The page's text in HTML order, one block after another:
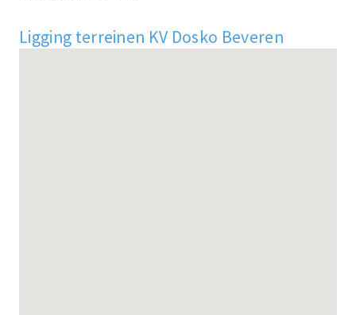
Ligging terreinen KV Dosko Beveren